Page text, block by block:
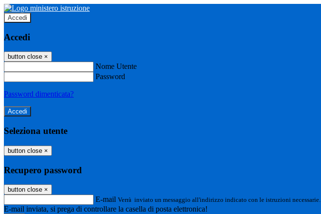
Accedi
Accedi
button close ×
Nome Utente
Password
Password dimenticata?
Seleziona utente
button close ×
Recupero password
button close ×
E-mail Verrà inviato un messaggio all'indirizzo indicato con le istruzioni necessarie.
E-mail inviata, si prega di controllare la casella di posta elettronica!